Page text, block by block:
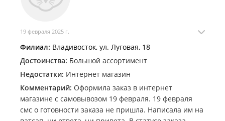
кошмара. Попросила книгу жалоб - ее нет, сказали
что в электронном варианте есть - пишите. В итоге
менеджерам по персоналу. Вы куда смотрите,
допуская к людям вот таких, абсолютно не
пригодных кассиров работать в сфере
неполадка с платежами, почему у Вас играет музыка
и нет оповещений на подобные случаи. Сидят в
камеры смотрят и не думают про людей, что трудно
сказать по радивещанию магазина, чтобы люди
19 февраля 2025 г.
Филиал: Владивосток, ул. Луговая, 18
Достоинства: Большой ассортимент
Недостатки: Интернет магазин
Комментарий: Оформила заказ в интернет
магазине с самовывозом 19 февраля. 19 февраля
смс о готовности заказа не пришла. Написала им на